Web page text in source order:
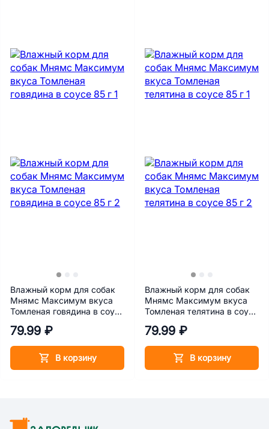
Влажный корм для собак
Мнямс Максимум вкуса
Томленая говядина в соусе
79.99 ₽
В корзину
Влажный корм для собак
Мнямс Максимум вкуса
Томленая телятина в соусе
79.99 ₽
В корзину